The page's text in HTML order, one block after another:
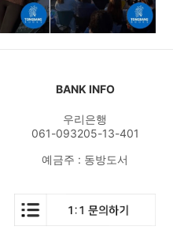
BANK INFO
우리은행
061-093205-13-401
예금주 : 동방도서